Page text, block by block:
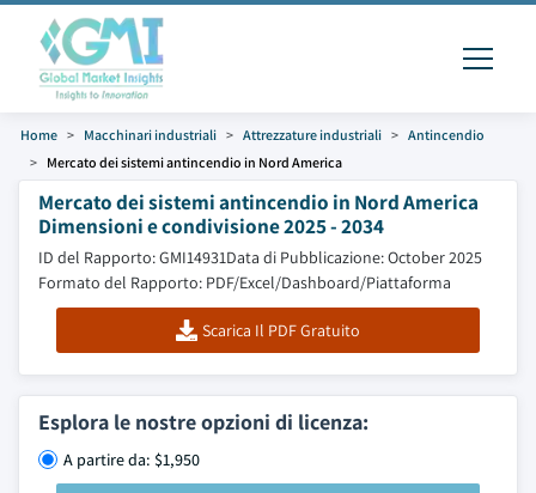
Home Macchinari industriali Attrezzature industriali
Antincendio
Mercato dei sistemi antincendio in Nord America
Mercato dei sistemi antincendio in Nord America
Dimensioni e condivisione 2025 - 2034
ID del Rapporto: GMI14931Data di Pubblicazione: October 2025
Formato del Rapporto: PDF/Excel/Dashboard/Piattaforma
Scarica Il PDF Gratuito
Esplora le nostre opzioni di licenza:
A partire da: $1,950